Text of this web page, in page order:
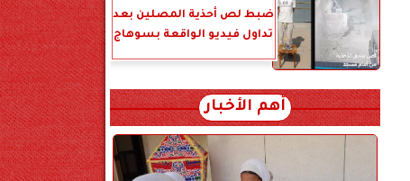
ضبط لص أحذية المصلين بعد
تداول فيديو الواقعة بسوهاج
أهم الأخبار